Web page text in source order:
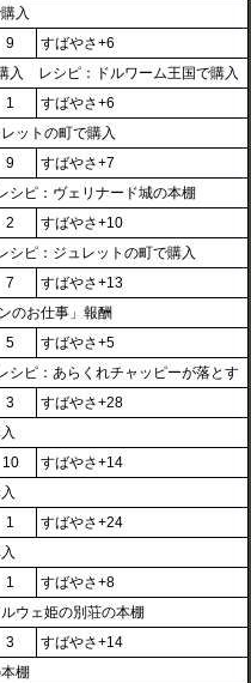
入
9
すばやさ+6
入 レシピ：ドルワーム王国で購入
1
すばやさ+6
ットの町で購入
9
すばやさ+7
ピ：ヴェリナード城の本棚
2
すばやさ+10
ピ：ジュレットの町で購入
7
すばやさ+13
のお仕事」報酬
5
すばやさ+5
ピ：あらくれチャッピーが落とす
3
すばやさ+28
10
すばやさ+14
1
すばやさ+24
1
すばやさ+8
ウェ姫の別荘の本棚
3
すばやさ+14
棚